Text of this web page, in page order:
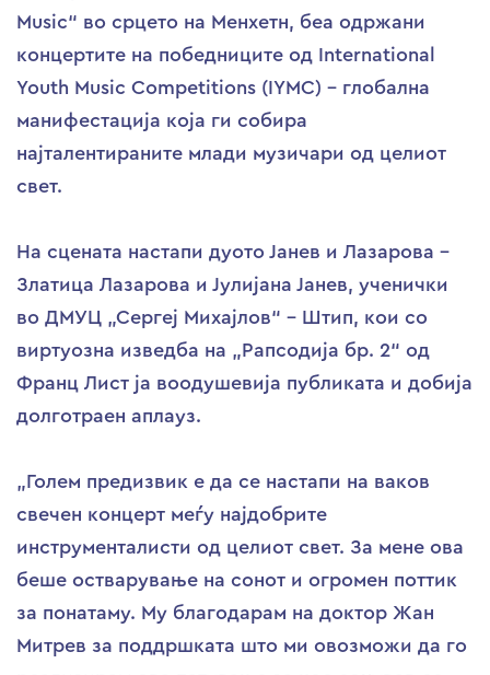
Music“ во срцето на Менхетн, беа одржани
концертите на победниците од International
Youth Music Competitions (IYMC) – глобална
манифестација која ги собира
најталентираните млади музичари од целиот
свет.
На сцената настапи дуото Јанев и Лазарова –
Златица Лазарова и Јулијана Јанев, ученички
во ДМУЦ „Сергеј Михајлов“ – Штип, кои со
виртуозна изведба на „Рапсодија бр. 2“ од
Франц Лист ја воодушевија публиката и добија
долготраен аплауз.
„Голем предизвик е да се настапи на ваков
свечен концерт меѓу најдобрите
инструменталисти од целиот свет. За мене ова
беше остварување на сонот и огромен поттик
за понатаму. Му благодарам на доктор Жан
Митрев за поддршката што ми овозможи да го